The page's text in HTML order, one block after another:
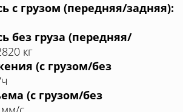
c грузом (передняя/задняя):
без груза (передняя/
кг
(с грузом/без
(с грузом/без